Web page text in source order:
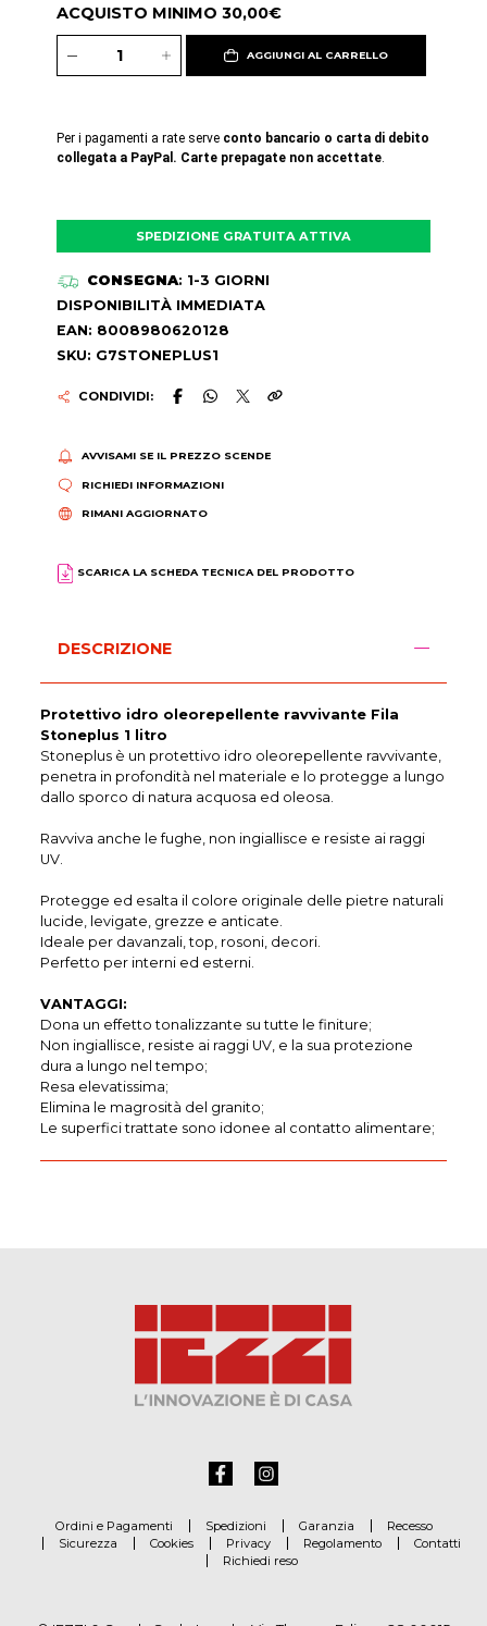
ACQUISTO MINIMO 30,00€
AGGIUNGI AL CARRELLO
Per i pagamenti a rate serve conto bancario o carta di debito
collegata a PayPal. Carte prepagate non accettate.
SPEDIZIONE GRATUITA ATTIVA
CONSEGNA: 1-3 GIORNI
DISPONIBILITÀ IMMEDIATA
EAN: 8008980620128
SKU: G7STONEPLUS1
CONDIVIDI:
AVVISAMI SE IL PREZZO SCENDE
RICHIEDI INFORMAZIONI
RIMANI AGGIORNATO
SCARICA LA SCHEDA TECNICA DEL PRODOTTO
DESCRIZIONE
Protettivo idro oleorepellente ravvivante Fila
Stoneplus 1 litro
Stoneplus è un protettivo idro oleorepellente ravvivante,
penetra in profondità nel materiale e lo protegge a lungo
dallo sporco di natura acquosa ed oleosa.
Ravviva anche le fughe, non ingiallisce e resiste ai raggi
UV.
Protegge ed esalta il colore originale delle pietre naturali
lucide, levigate, grezze e anticate.
Ideale per davanzali, top, rosoni, decori.
Perfetto per interni ed esterni.
VANTAGGI:
Dona un effetto tonalizzante su tutte le finiture;
Non ingiallisce, resiste ai raggi UV, e la sua protezione
dura a lungo nel tempo;
Resa elevatissima;
Elimina le magrosità del granito;
Le superfici trattate sono idonee al contatto alimentare;
Ordini e Pagamenti Spedizioni Garanzia
Recesso
Sicurezza
Cookies Privacy Regolamento
Contatti
Richiedi reso